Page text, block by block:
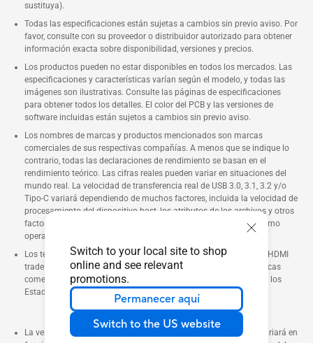
Switch to your local site to shop
online and see relevant
promotions.
Permanecer aquí
Switch to the US website
sustituya).
Todas las especificaciones están sujetas a cambios sin previo aviso. Por
favor, consulte con su proveedor o distribuidor autorizado para obtener
información exacta sobre disponibilidad, versiones y precios.
Los productos pueden no estar disponibles en todos los mercados. Las
especificaciones y características varían según el modelo, y todas las
imágenes son ilustrativas. Consulte las páginas de especificaciones
para obtener todos los detalles. El color del PCB y las versiones de
software incluidas están sujetos a cambios sin previo aviso.
Los nombres de marcas y productos mencionados son marcas
comerciales de sus respectivas compañías. A menos que se indique lo
contrario, todas las declaraciones de rendimiento se basan en el
rendimiento teórico. Las cifras reales pueden variar en situaciones del
mundo real. La velocidad de transferencia real de USB 3.0, 3.1, 3.2 y/o
Tipo-C variará dependiendo de muchos factores, incluida la velocidad de
procesamiento del dispositivo host, los atributos de los archivos y otros
factores relacionados con la configuración del sistema y su entorno
operativo.
Los términos HDMI y HDMI High-Definition Multimedia Interface, HDMI
trade dress y el logotipo de HDMI son marcas comerciales o marcas
comerciales registradas de HDMI Licensing Administrator, Inc. en los
Estados Unidos y otros países.
La velocidad de transferencia real de USB 3.0, 3.1, 3.2 o Tipo-C variará en